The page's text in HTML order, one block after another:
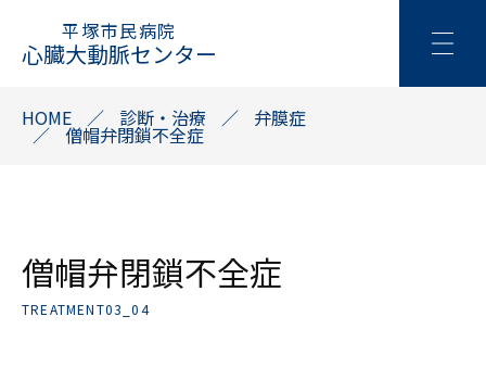
平塚市民病院
心臓大動脈センター
HOME 診断・治療 弁膜症
僧帽弁閉鎖不全症
僧帽弁閉鎖不全症
TREATMENT03_04